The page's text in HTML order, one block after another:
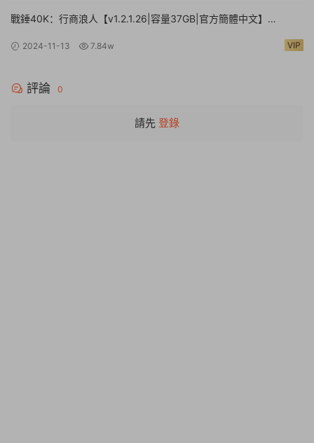
戰錘40K：行商浪人【v1.2.1.26|容量37GB|官方簡體中文】
2024-11-13 7.84w VIP
評論 0
請先 登錄